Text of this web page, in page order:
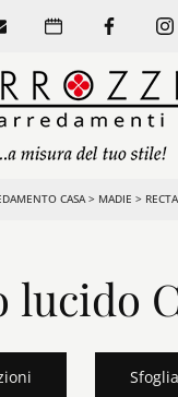
CASA> MADIE >
lucido